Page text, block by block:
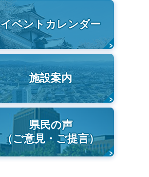
イベントカレンダー
施設案内
県民の声
（ご意見・ご提言）